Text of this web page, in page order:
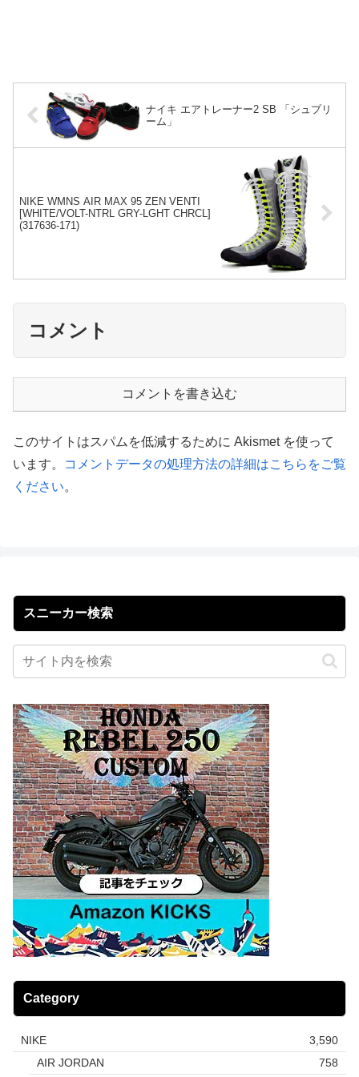
ナイキ エアトレーナー2 SB 「シュプリ
ーム」
NIKE WMNS AIR MAX 95 ZEN VENTI
[WHITE/VOLT-NTRL GRY-LGHT CHRCL]
(317636-171)
コメント
コメントを書き込む
このサイトはスパムを低減するために Akismet を使って
います。
コメントデータの処理方法の詳細はこちらをご覧
ください。
スニーカー検索
Category
NIKE
3,590
AIR JORDAN
758